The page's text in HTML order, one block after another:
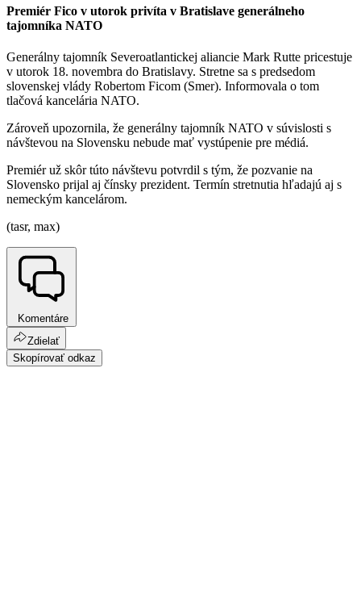
Premiér Fico v utorok privíta v Bratislave generálneho
tajomníka NATO
Generálny tajomník Severoatlantickej aliancie Mark Rutte pricestuje
v utorok 18. novembra do Bratislavy. Stretne sa s predsedom
slovenskej vlády Robertom Ficom (Smer). Informovala o tom
tlačová kancelária NATO.
Zároveň upozornila, že generálny tajomník NATO v súvislosti s
návštevou na Slovensku nebude mať vystúpenie pre médiá.
Premiér už skôr túto návštevu potvrdil s tým, že pozvanie na
Slovensko prijal aj čínsky prezident. Termín stretnutia hľadajú aj s
nemeckým kancelárom.
(tasr, max)
Komentáre
Zdielať
Skopírovať odkaz